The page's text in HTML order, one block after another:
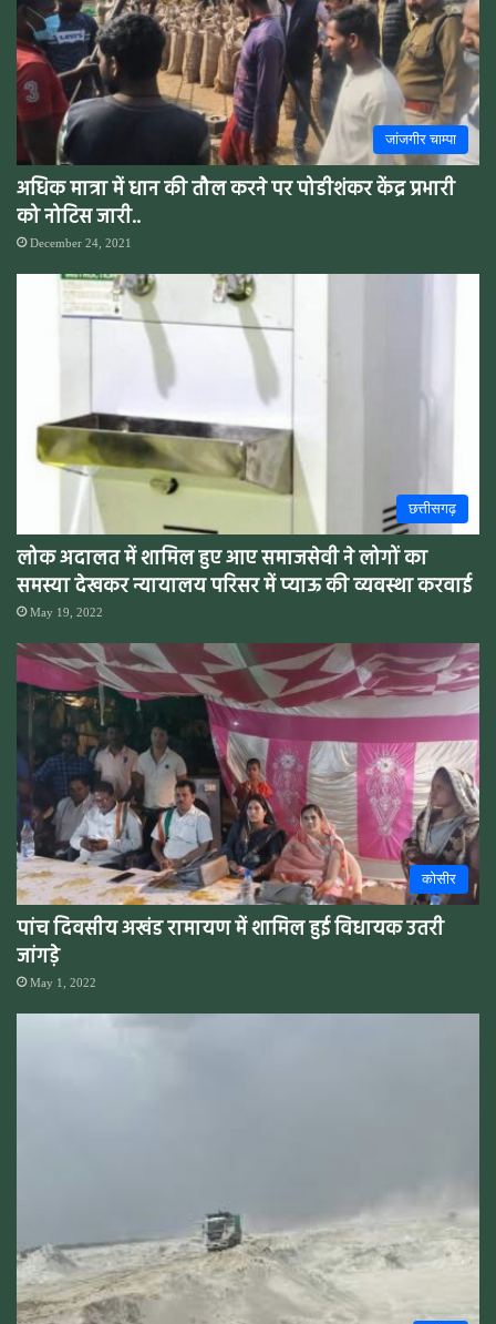
जांजगीर चाम्पा
अधिक मात्रा में धान की तौल करने पर पोडीशंकर केंद्र प्रभारी
को नोटिस जारी..
December 24, 2021
छत्तीसगढ़
लोक अदालत में शामिल हुए आए समाजसेवी ने लोगों का
समस्या देखकर न्यायालय परिसर में प्याऊ की व्यवस्था करवाई
May 19, 2022
कोसीर
पांच दिवसीय अखंड रामायण में शामिल हुई विधायक उतरी
जांगड़े
May 1, 2022